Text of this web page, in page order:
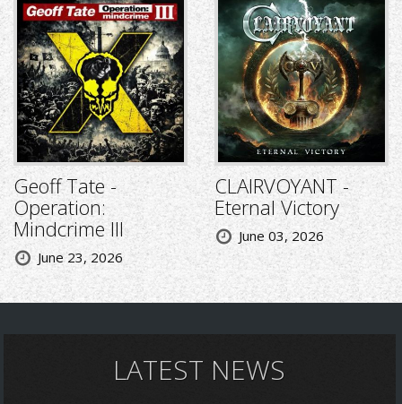
Geoff Tate -
Operation:
Mindcrime III
June 23, 2026
CLAIRVOYANT -
Eternal Victory
June 03, 2026
LATEST NEWS